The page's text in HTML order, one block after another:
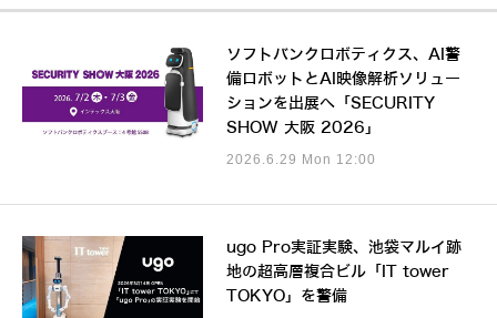
ソフトバンクロボティクス、AI警
備ロボットとAI映像解析ソリュー
ションを出展へ「SECURITY
SHOW 大阪 2026」
2026.6.29 Mon 12:00
ugo Pro実証実験、池袋マルイ跡
地の超高層複合ビル「IT tower
TOKYO」を警備